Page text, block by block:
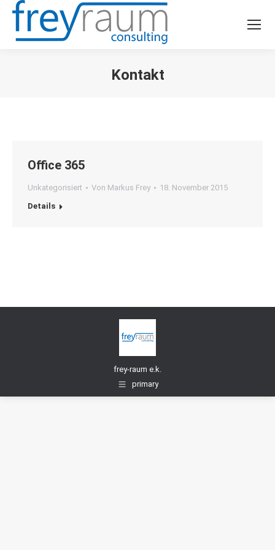
Kontakt
Office 365
Unkategorisiert Von Markus Frey
18. November 2015
Details
frey-raum e.k.
primary